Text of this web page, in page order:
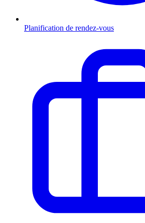
Planification de rendez-vous